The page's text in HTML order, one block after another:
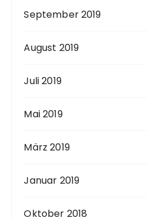
September 2019
August 2019
Juli 2019
Mai 2019
März 2019
Januar 2019
Oktober 2018